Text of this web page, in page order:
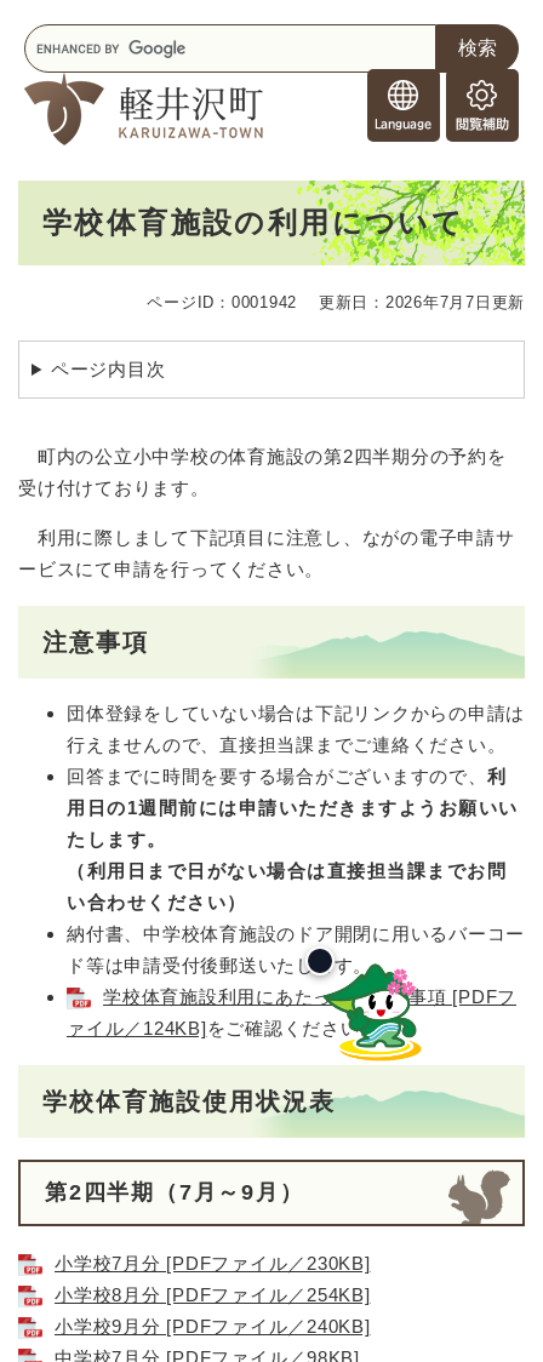
o
r
e
i
n
閲
覧
助
キ
ー
ワ
学校体育施設の利用について
ページID：0001942 更新日：2026年7月7日更新
ページ内目次
町内の公立小中学校の体育施設の第2四半期分の予約を
受け付けております。
利用に際しまして下記項目に注意し、ながの電子申請サ
ービスにて申請を行ってください。
注意事項
団体登録をしていない場合は下記リンクからの申請は
行えませんので、直接担当課までご連絡ください。
回答までに時間を要する場合がございますので、 利
用日の1週間前には申請いただきます ようお願いい
たします。
（利用日まで日がない場合は直接担当課までお問
い合わせください）
納付書、中学校体育施設のドア開閉に用いるバーコー
ド等は申請受付後郵送いたします。
学校体育施設利用にあたっての注意事項 [PDFフ
ァイル／124KB] をご確認ください。
学校体育施設使用状況表
第2四半期（7月～9月）
小学校7月分 [PDFファイル／230KB]
小学校8月分 [PDFファイル／254KB]
小学校9月分 [PDFファイル／240KB]
中学校7月分 [PDFファイル／98KB]